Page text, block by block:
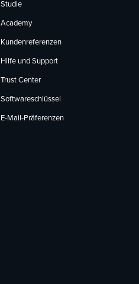
Studie
Academy
Kundenreferenzen
Hilfe und Support
Trust Center
Softwareschlüssel
E-Mail-Präferenzen